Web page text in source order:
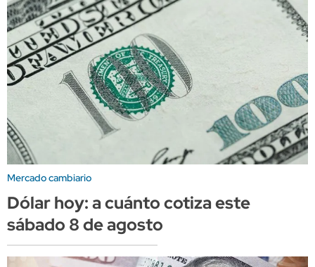
Mercado cambiario
Dólar hoy: a cuánto cotiza este
sábado 8 de agosto